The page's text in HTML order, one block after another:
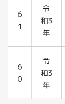
6
1
令
和3
年
6
0
令
和3
年